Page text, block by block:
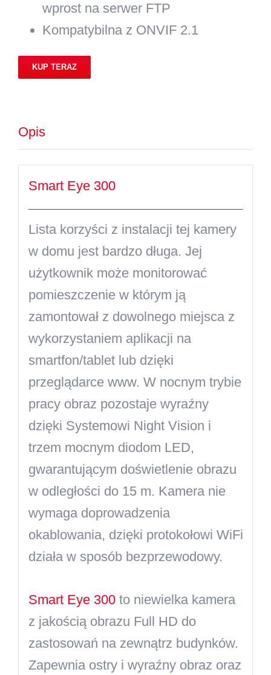
wprost na serwer FTP
Kompatybilna z ONVIF 2.1
KUP TERAZ
Opis
Smart Eye 300
Lista korzyści z instalacji tej kamery
w domu jest bardzo długa. Jej
użytkownik może monitorować
pomieszczenie w którym ją
zamontował z dowolnego miejsca z
wykorzystaniem aplikacji na
smartfon/tablet lub dzięki
przeglądarce www. W nocnym trybie
pracy obraz pozostaje wyraźny
dzięki Systemowi Night Vision i
trzem mocnym diodom LED,
gwarantującym doświetlenie obrazu
w odległości do 15 m. Kamera nie
wymaga doprowadzenia
okablowania, dzięki protokołowi WiFi
działa w sposób bezprzewodowy.
Smart Eye 300to niewielka kamera
z jakością obrazu Full HD do
zastosowań na zewnątrz budynków.
Zapewnia ostry i wyraźny obraz oraz